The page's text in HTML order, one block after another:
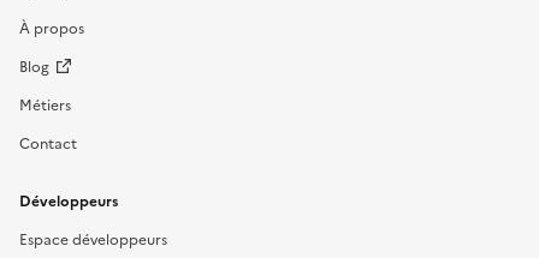
À propos
Blog
Métiers
Contact
Développeurs
Espace développeurs